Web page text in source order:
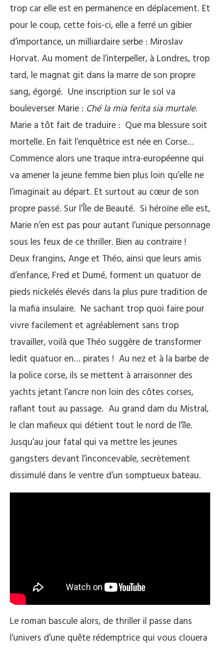
trop car elle est en permanence en déplacement. Et
pour le coup, cette fois-ci, elle a ferré un gibier
d’importance, un milliardaire serbe : Miroslav
Horvat. Au moment de l’interpeller, à Londres, trop
tard, le magnat git dans la marre de son propre
sang, égorgé. Une inscription sur le sol va
bouleverser Marie : Ché la mia ferita sia murtale.
Marie a tôt fait de traduire : Que ma blessure soit
mortelle. En fait l’enquêtrice est née en Corse…
Commence alors une traque intra-européenne qui
va amener la jeune femme bien plus loin qu’elle ne
l’imaginait au départ. Et surtout au cœur de son
propre passé. Sur l’Île de Beauté. Si héroïne elle est,
Marie n’en est pas pour autant l’unique personnage
sous les feux de ce thriller. Bien au contraire !
Deux frangins, Ange et Théo, ainsi que leurs amis
d’enfance, Fred et Dumé, forment un quatuor de
pieds nickelés élevés dans la plus pure tradition de
la mafia insulaire. Ne sachant trop quoi faire pour
vivre facilement et agréablement sans trop
travailler, voilà que Théo suggère de transformer
ledit quatuor en… pirates ! Au nez et à la barbe de
la police corse, ils se mettent à arraisonner des
yachts jetant l’ancre non loin des côtes corses,
raflant tout au passage. Au grand dam du Mistral,
le clan mafieux qui détient tout le nord de l’île.
Jusqu’au jour fatal qui va mettre les jeunes
gangsters devant l’inconcevable, secrètement
dissimulé dans le ventre d’un somptueux bateau.
Le roman bascule alors, de thriller il passe dans
l’univers d’une quête rédemptrice qui vous clouera